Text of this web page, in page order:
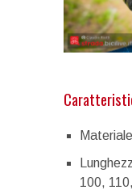
100,